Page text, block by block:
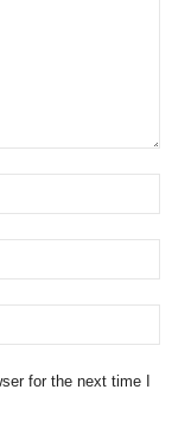
for the next time I